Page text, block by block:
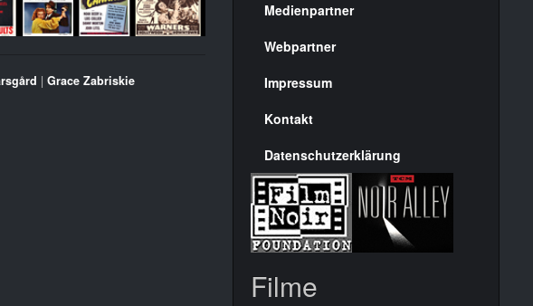
| Grace Zabriskie
Menülinks
rechte
Seite
Medienpartner
Webpartner
Impressum
Kontakt
Datenschutzerklärung
Filme